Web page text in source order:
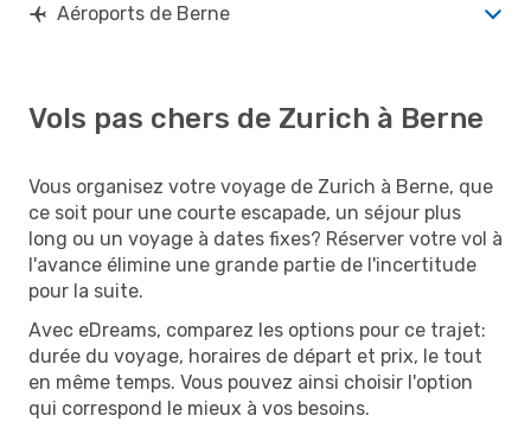
Aéroports de Berne
Vols pas chers de Zurich à Berne
Vous organisez votre voyage de Zurich à Berne, que
ce soit pour une courte escapade, un séjour plus
long ou un voyage à dates fixes? Réserver votre vol à
l'avance élimine une grande partie de l'incertitude
pour la suite.
Avec eDreams, comparez les options pour ce trajet:
durée du voyage, horaires de départ et prix, le tout
en même temps. Vous pouvez ainsi choisir l'option
qui correspond le mieux à vos besoins.